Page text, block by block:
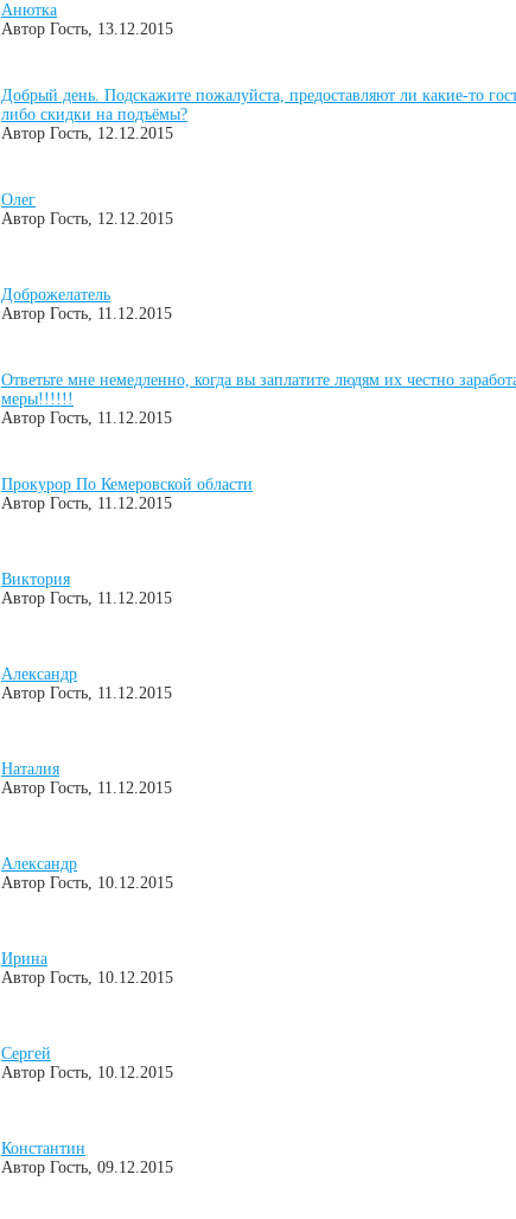
Анютка
Автор Гость, 13.12.2015
Добрый день. Подскажите пожалуйста, предоставляют ли какие-то
либо скидки на подъёмы?
Автор Гость, 12.12.2015
Олег
Автор Гость, 12.12.2015
Доброжелатель
Автор Гость, 11.12.2015
Ответьте мне немедленно, когда вы заплатите людям их честно
меры!!!!!!
Автор Гость, 11.12.2015
Прокурор По Кемеровской области
Автор Гость, 11.12.2015
Виктория
Автор Гость, 11.12.2015
Александр
Автор Гость, 11.12.2015
Наталия
Автор Гость, 11.12.2015
Александр
Автор Гость, 10.12.2015
Ирина
Автор Гость, 10.12.2015
Сергей
Автор Гость, 10.12.2015
Константин
Автор Гость, 09.12.2015